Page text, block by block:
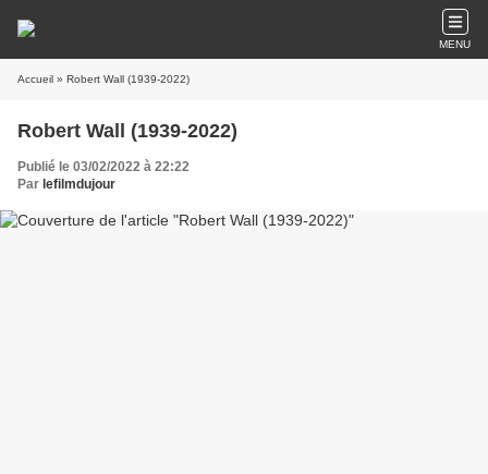
MENU
Accueil » Robert Wall (1939-2022)
Robert Wall (1939-2022)
Publié le 03/02/2022 à 22:22
Par lefilmdujour